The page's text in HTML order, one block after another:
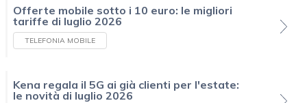
Offerte mobile sotto i 10 euro: le migliori
tariffe di luglio 2026
TELEFONIA MOBILE
Kena regala il 5G ai già clienti per l'estate:
le novità di luglio 2026